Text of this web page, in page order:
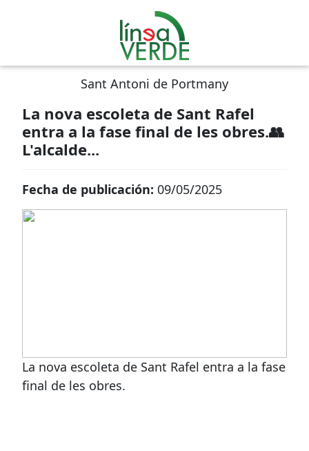
Sant Antoni de Portmany
La nova escoleta de Sant Rafel
entra a la fase final de les obres.👥
L'alcalde...
Fecha de publicación: 09/05/2025
La nova escoleta de Sant Rafel entra a la fase
final de les obres.